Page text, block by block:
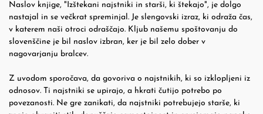
Naslov knjige, "Izštekani najstniki in starši, ki štekajo", je dolgo
nastajal in se večkrat spreminjal. Je slengovski izraz, ki odraža čas,
v katerem naši otroci odraščajo. Kljub našemu spoštovanju do
slovenščine je bil naslov izbran, ker je bil zelo dober v
nagovarjanju bralcev.
Z uvodom sporočava, da govoriva o najstnikih, ki so izklopljeni iz
odnosov. Ti najstniki se upirajo, a hkrati čutijo potrebo po
povezanosti. Ne gre zanikati, da najstniki potrebujejo starše, ki